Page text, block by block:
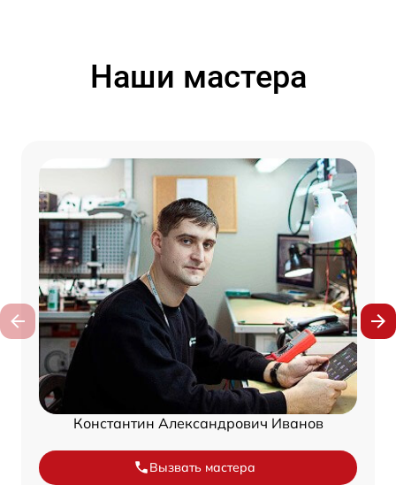
Наши мастера
Константин Александрович Иванов
Вызвать мастера